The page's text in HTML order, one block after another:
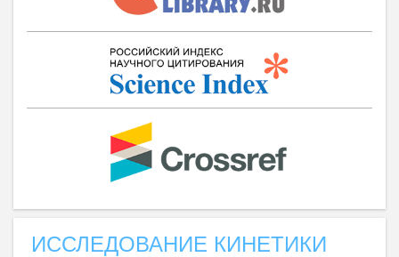
ИССЛЕДОВАНИЕ КИНЕТИКИ